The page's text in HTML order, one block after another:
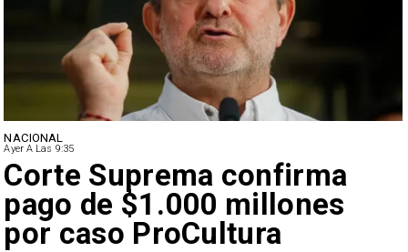
NACIONAL
Ayer A Las 9:35
Corte Suprema confirma
pago de $1.000 millones
por caso ProCultura